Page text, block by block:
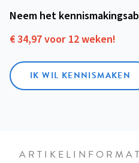
Neem het
€ 34,97 voor 12 weken!
IK WIL KENNISMAKEN